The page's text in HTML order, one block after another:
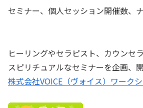
セミナー、個人セッション開催数、ナ
ヒーリングやセラピスト、カウンセ
スピリチュアルなセミナーを企画、
株式会社VOICE（ヴォイス）ワーク